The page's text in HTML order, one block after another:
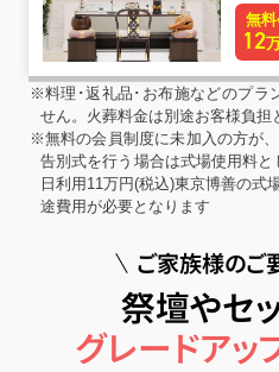
無
12
※料理･返礼品･お布施などのプラ
せん。火葬料金は別途お客様負担
※無料の会員制度に未加入の方が
告別式を行う場合は式場使用料
日利用11万円(税込)東京博善の式
途費用が必要となります
ご家族様のご
祭壇やセ
グレードアッ